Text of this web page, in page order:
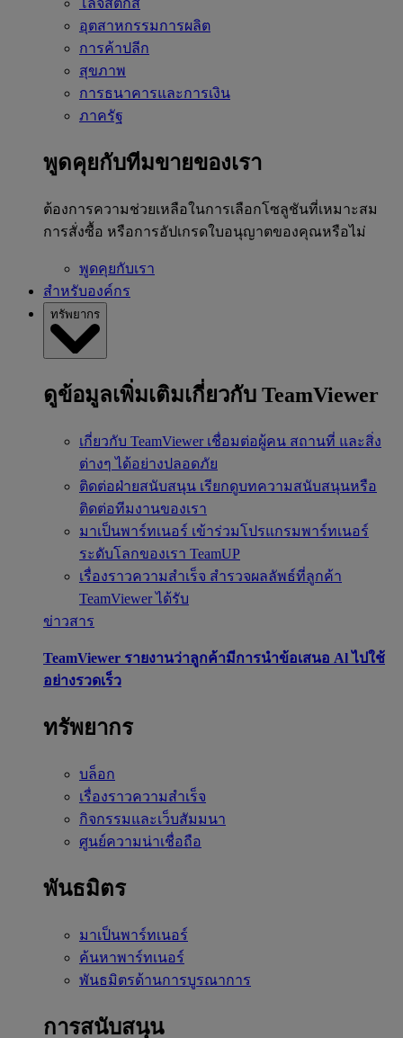
โลจิสติกส์
อุตสาหกรรมการผลิต
การค้าปลีก
สุขภาพ
การธนาคารและการเงิน
ภาครัฐ
พูดคุยกับทีมขายของเรา
ต้องการความช่วยเหลือในการเลือกโซลูชันที่เหมาะสม
การสั่งซื้อ หรือการอัปเกรดใบอนุญาตของคุณหรือไม่
พูดคุยกับเรา
สำหรับองค์กร
ทรัพยากร
ดูข้อมูลเพิ่มเติมเกี่ยวกับ TeamViewer
เกี่ยวกับ TeamViewer เชื่อมต่อผู้คน สถานที่ และสิ่ง
ต่างๆ ได้อย่างปลอดภัย
ติดต่อฝ่ายสนับสนุน เรียกดูบทความสนับสนุนหรือ
ติดต่อทีมงานของเรา
มาเป็นพาร์ทเนอร์ เข้าร่วมโปรแกรมพาร์ทเนอร์
ระดับโลกของเรา TeamUP
เรื่องราวความสำเร็จ สำรวจผลลัพธ์ที่ลูกค้า
TeamViewer ได้รับ
ข่าวสาร
TeamViewer รายงานว่าลูกค้ามีการนำข้อเสนอ Al ไปใช้
อย่างรวดเร็ว
ทรัพยากร
บล็อก
เรื่องราวความสำเร็จ
กิจกรรมและเว็บสัมมนา
ศูนย์ความน่าเชื่อถือ
พันธมิตร
มาเป็นพาร์ทเนอร์
ค้นหาพาร์ทเนอร์
พันธมิตรด้านการบูรณาการ
การสนับสนุน